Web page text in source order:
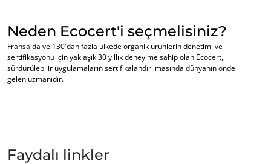
Neden Ecocert'i seçmelisiniz?
Fransa'da ve 130'dan fazla ülkede organik ürünlerin denetimi ve
sertifikasyonu için yaklaşık 30 yıllık deneyime sahip olan Ecocert,
sürdürülebilir uygulamaların sertifikalandırılmasında dünyanın önde
gelen uzmanıdır.
Faydalı linkler